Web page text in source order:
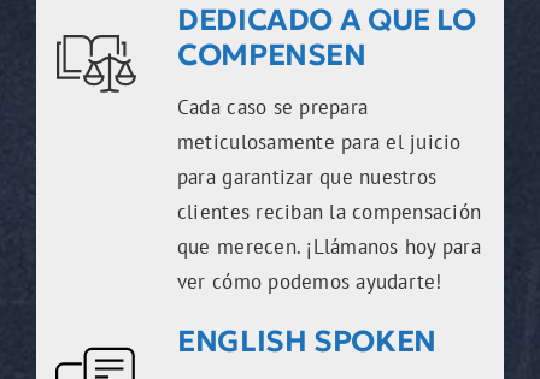
DEDICADO A QUE LO
COMPENSEN
Cada caso se prepara
meticulosamente para el juicio
para garantizar que nuestros
clientes reciban la compensación
que merecen. ¡Llámanos hoy para
ver cómo podemos ayudarte!
ENGLISH SPOKEN